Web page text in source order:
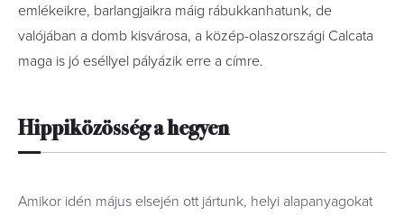
emlékeikre, barlangjaikra máig rábukkanhatunk, de
valójában a domb kisvárosa, a közép-olaszországi Calcata
maga is jó eséllyel pályázik erre a címre.
Hippiközösség a hegyen
Amikor idén május elsején ott jártunk, helyi alapanyagokat